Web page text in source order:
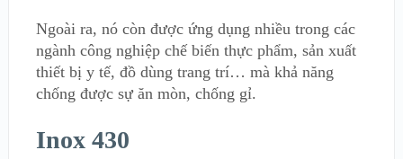
Ngoài ra, nó còn được ứng dụng nhiều trong các
ngành công nghiệp chế biến thực phẩm, sản xuất
thiết bị y tế, đồ dùng trang trí… mà khả năng
chống được sự ăn mòn, chống gỉ.
Inox 430